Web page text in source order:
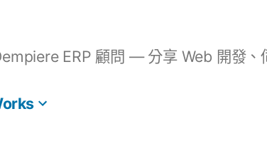
ERP 顧問 — 分享 Web 開發、